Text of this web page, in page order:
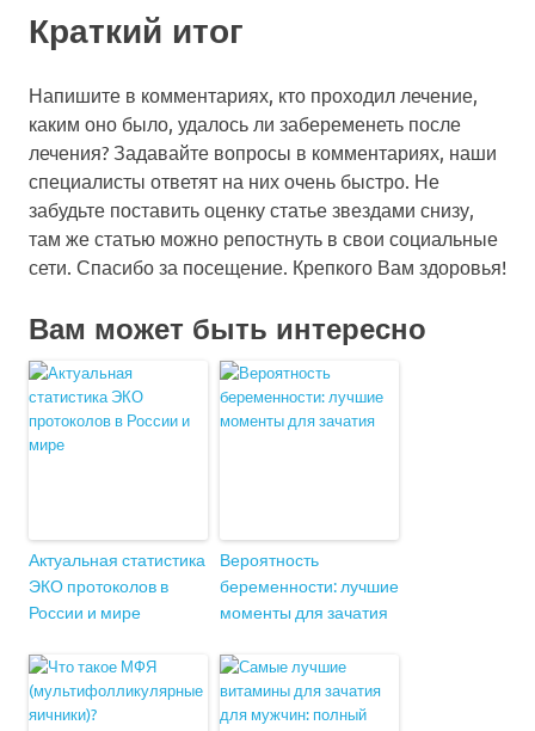
Краткий итог
Напишите в комментариях, кто проходил лечение,
каким оно было, удалось ли забеременеть после
лечения? Задавайте вопросы в комментариях, наши
специалисты ответят на них очень быстро. Не
забудьте поставить оценку статье звездами снизу,
там же статью можно репостнуть в свои социальные
сети. Спасибо за посещение. Крепкого Вам здоровья!
Вам может быть интересно
Актуальная статистика
ЭКО протоколов в
России и мире
Вероятность
беременности: лучшие
моменты для зачатия